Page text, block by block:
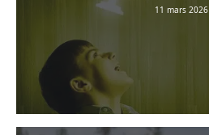
11 mars 2026